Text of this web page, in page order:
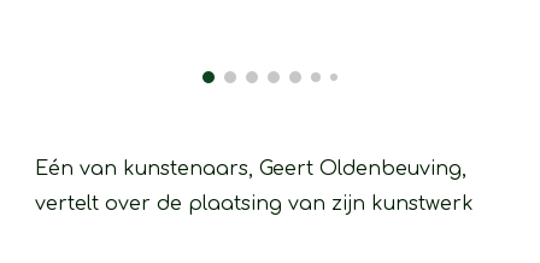
Eén van kunstenaars, Geert Oldenbeuving,
vertelt over de plaatsing van zijn kunstwerk